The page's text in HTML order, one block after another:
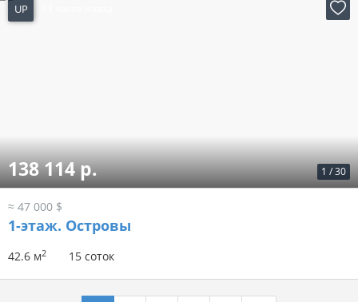
UP
1 /30
138 114 р.
≈ 47 000 $
1-этаж. Островы
42.6 м2 15 соток